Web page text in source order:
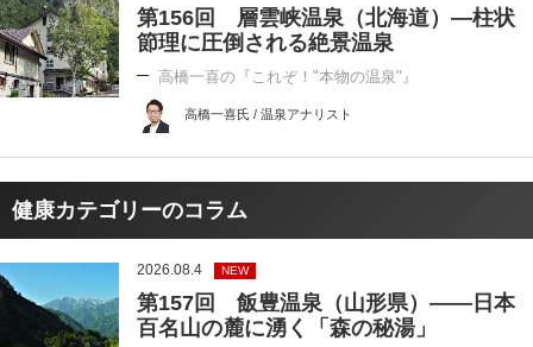
第156回 層雲峡温泉（北海道）―柱状
節理に圧倒される絶景温泉
高橋一喜の『これぞ！"本物の温泉"』
高橋一喜氏 / 温泉アナリスト
健康カテゴリーのコラム
2026.08.4 NEW
第157回 飯豊温泉（山形県）――日本
百名山の麓に湧く「森の秘湯」